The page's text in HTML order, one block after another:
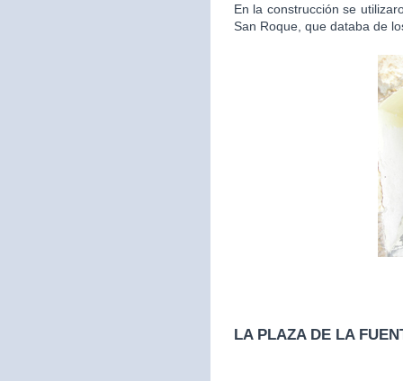
En la construcción se
San Roque, que databa de
LA PLAZA DE LA